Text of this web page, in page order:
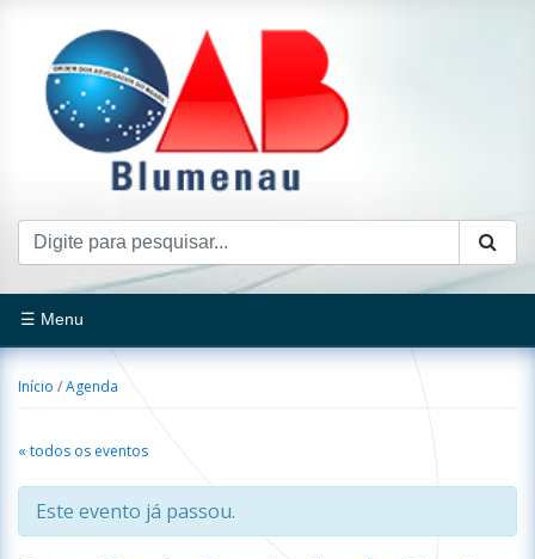
☰ Menu
Início /Agenda
« todos os eventos
Este evento já passou.